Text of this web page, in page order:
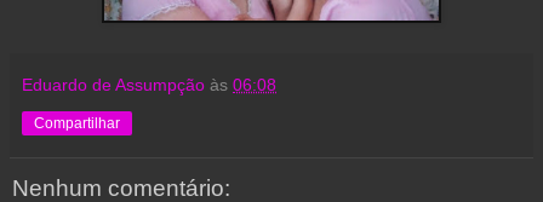
Eduardo de Assumpção às 06:08
Compartilhar
Nenhum comentário: